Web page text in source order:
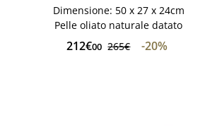
Dimensione: 50 x 27 x 24cm
Pelle oliato naturale datato
212€00 265€ -20%